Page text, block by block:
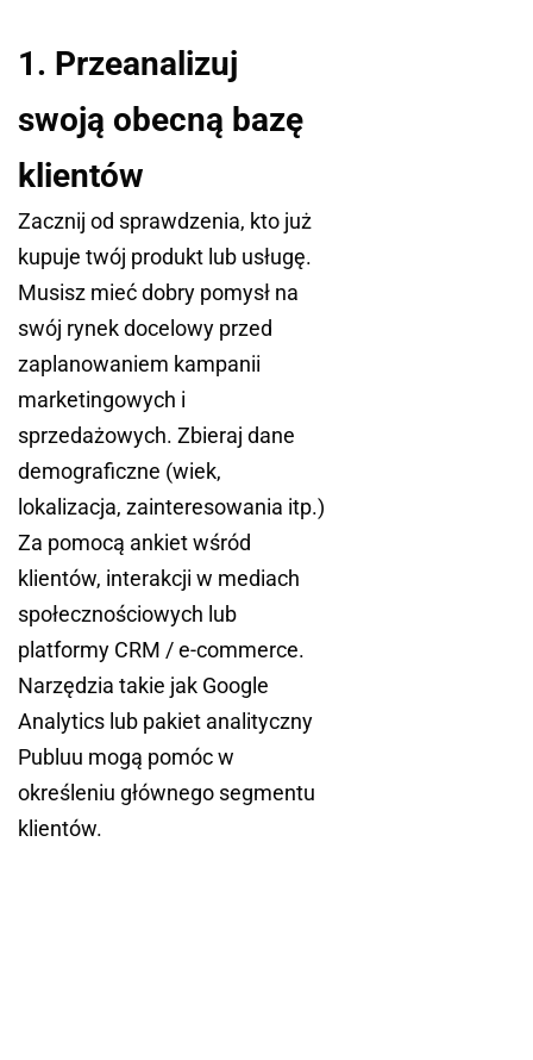
1. Przeanalizuj
swoją obecną bazę
klientów
Zacznij od sprawdzenia, kto już
kupuje twój produkt lub usługę.
Musisz mieć dobry pomysł na
swój rynek docelowy przed
zaplanowaniem kampanii
marketingowych i
sprzedażowych. Zbieraj dane
demograficzne (wiek,
lokalizacja, zainteresowania itp.)
Za pomocą ankiet wśród
klientów, interakcji w mediach
społecznościowych lub
platformy CRM / e-commerce.
Narzędzia takie jak Google
Analytics lub pakiet analityczny
Publuu mogą pomóc w
określeniu głównego segmentu
klientów.